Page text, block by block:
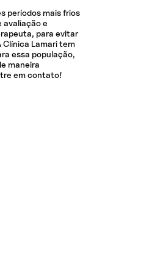
períodos mais frios
avaliação e
para evitar
Clínica Lamari tem
essa população,
maneira
em contato!